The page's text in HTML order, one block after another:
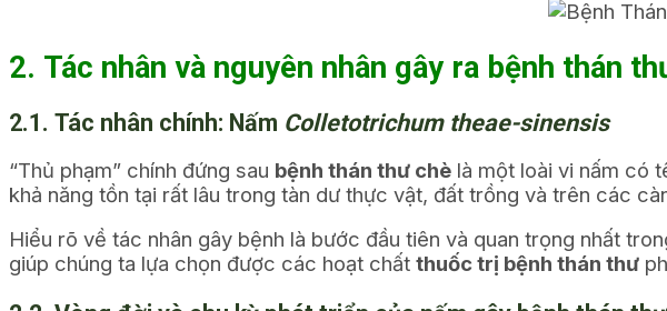
2. Tác nhân và nguyên nhân gây ra bệnh thán
2.1. Tác nhân chính: Nấm Colletotrichum theae-sinensis
“Thủ phạm” chính đứng sau bệnh thán thư chè là một loài vi nấm có
khả năng tồn tại rất lâu trong tàn dư thực vật, đất trồng và trên các
Hiểu rõ về tác nhân gây bệnh là bước đầu tiên và quan trọng nhất
giúp chúng ta lựa chọn được các hoạt chất thuốc trị bệnh thán thư